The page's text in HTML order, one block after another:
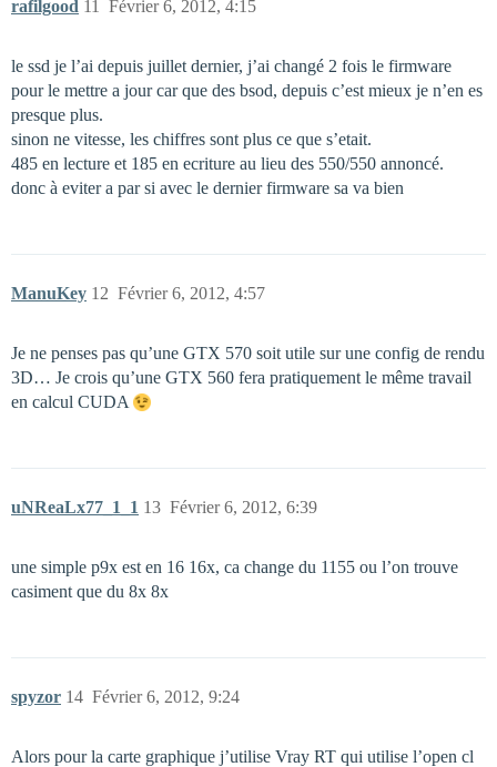
rafilgood Février 6, 2012, 4:15
11
le ssd je l’ai depuis juillet dernier, j’ai changé 2 fois le firmware
pour le mettre a jour car que des bsod, depuis c’est mieux je n’en es
presque plus.
sinon ne vitesse, les chiffres sont plus ce que s’etait.
485 en lecture et 185 en ecriture au lieu des 550/550 annoncé.
donc à eviter a par si avec le dernier firmware sa va bien
ManuKey Février 6, 2012, 4:57
12
Je ne penses pas qu’une GTX 570 soit utile sur une config de rendu
3D… Je crois qu’une GTX 560 fera pratiquement le même travail
en calcul CUDA
uNReaLx77_1_1 Février 6, 2012, 6:39
13
une simple p9x est en 16 16x, ca change du 1155 ou l’on trouve
casiment que du 8x 8x
spyzor Février 6, 2012, 9:24
14
Alors pour la carte graphique j’utilise Vray RT qui utilise l’open cl